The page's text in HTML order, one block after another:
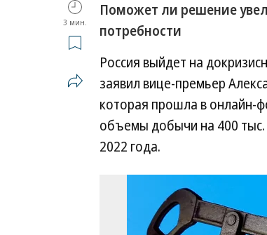
3 мин.
Поможет ли решение
потребности
Россия выйдет на
заявил вице-премьер
которая прошла в онлайн-
объемы добычи на 400 тыс.
2022 года.